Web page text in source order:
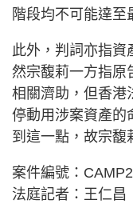
階段均不可能達至
此外，判詞亦指資
然宗馥莉一方指原
相關濟助，但香港
停動用涉案資產的
到這一點，故宗馥
案件編號：
法庭記者：王仁昌